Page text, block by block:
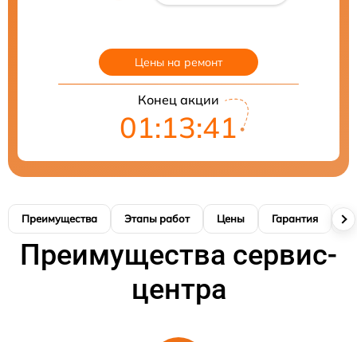
Цены на ремонт
Конец акции
01:13:40
Преимущества Этапы работ Цены Гарантия
Преимущества сервис-
центра